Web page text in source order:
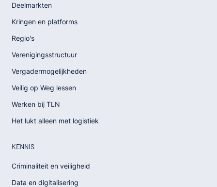
Deelmarkten
Kringen en platforms
Regio's
Verenigingsstructuur
Vergadermogelijkheden
Veilig op Weg lessen
Werken bij TLN
Het lukt alleen met logistiek
KENNIS
Criminaliteit en veiligheid
Data en digitalisering